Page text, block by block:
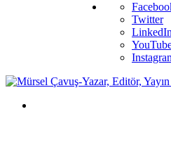
Twitter
LinkedIn